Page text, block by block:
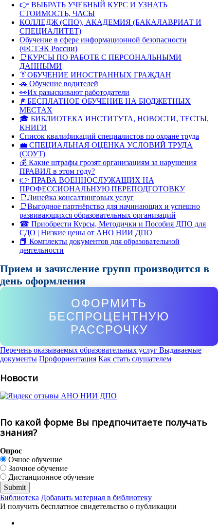
👉 ВЫБРАТЬ УЧЕБНЫЙ КУРС И УЗНАТЬ
СТОИМОСТЬ, ЧАСЫ
КОЛЛЕДЖ (СПО), АКАДЕМИЯ (БАКАЛАВРИАТ И
СПЕЦИАЛИТЕТ)
Обучение в сфере информационной безопасности
(ФСТЭК России)
📑КУРСЫ ПО РАБОТЕ С ПЕРСОНАЛЬНЫМИ
ДАННЫМИ
👔ОБУЧЕНИЕ ИНОСТРАННЫХ ГРАЖДАН
🚗 Обучение водителей
👀Их разыскивают работодатели
📓БЕСПЛАТНОЕ ОБУЧЕНИЕ НА БЮДЖЕТНЫХ
МЕСТАХ
🎓 БИБЛИОТЕКА ИНСТИТУТА, НОВОСТИ, ТЕСТЫ,
КНИГИ
Список квалификаций специалистов по охране труда
💼 СПЕЦИАЛЬНАЯ ОЦЕНКА УСЛОВИЙ ТРУДА
(СОУТ)
💰 Какие штрафы грозят организациям за нарушения
ПРАВИЛ в этом году?
👉 ПРАВА ВОЕННОСЛУЖАЩИХ НА
ПРОФЕССИОНАЛЬНУЮ ПЕРЕПОДГОТОВКУ
📑Линейка консалтинговых услуг
📑Выгодное партнёрство для начинающих и успешно
развивающихся образовательных организаций
☎ Приобрести Курсы, Методички и Пособия ДПО для
СДО | Низкие цены от АНО НИИ ДПО
📕 Комплекты документов для образовательной
деятельности
Прием и зачисление групп производится в
день оформления
ОФОРМИТЬ
БЕСПРОЦЕНТНУЮ
РАССРОЧКУ
Перечень оказываемых образовательных услуг Выдаваемые
документы Профориентация Как стать слушателем
Новости
По какой форме Вы предпочитаете получать
знания?
Опрос
Очное обучение
Заочное обучение
Дистанционное обучение
Библиотека Добавить материал в библиотеку
И получить бесплатное свидетельство о публикации